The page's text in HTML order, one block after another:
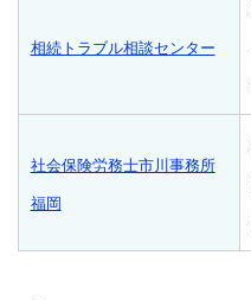
相続トラブル相談センター
社会保険労務士市川事務所
福岡